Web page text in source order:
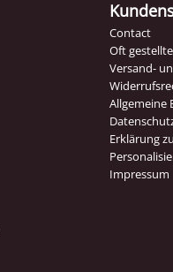
Contact
Oft
Versand-
Allgemeine
Erklärung
Impressum